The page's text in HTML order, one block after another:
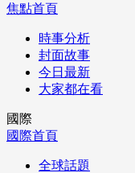
焦點首頁
時事分析
封面故事
今日最新
大家都在看
國際
國際首頁
全球話題